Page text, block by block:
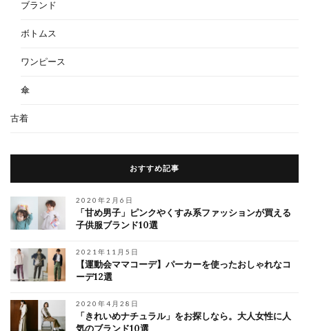
ブランド
ボトムス
ワンピース
傘
古着
おすすめ記事
2020年2月6日
「甘め男子」ピンクやくすみ系ファッションが買える
子供服ブランド10選
2021年11月5日
【運動会ママコーデ】パーカーを使ったおしゃれなコ
ーデ12選
2020年4月28日
「きれいめナチュラル」をお探しなら。大人女性に人
気のブランド10選